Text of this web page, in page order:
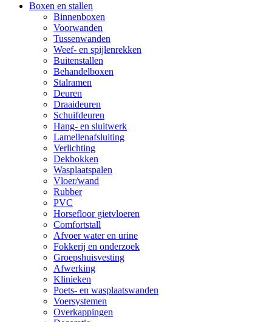
Boxen en stallen
Binnenboxen
Voorwanden
Tussenwanden
Weef- en spijlenrekken
Buitenstallen
Behandelboxen
Stalramen
Deuren
Draaideuren
Schuifdeuren
Hang- en sluitwerk
Lamellenafsluiting
Verlichting
Dekbokken
Wasplaatspalen
Vloer/wand
Rubber
PVC
Horsefloor gietvloeren
Comfortstall
Afvoer water en urine
Fokkerij en onderzoek
Groepshuisvesting
Afwerking
Klinieken
Poets- en wasplaatswanden
Voersystemen
Overkappingen